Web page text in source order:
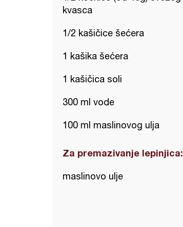
kvasca
1/2 kašičice šećera
1 kašika šećera
1 kašičica soli
300 ml vode
100 ml maslinovog ulja
Za premazivanje lepinjica:
maslinovo ulje